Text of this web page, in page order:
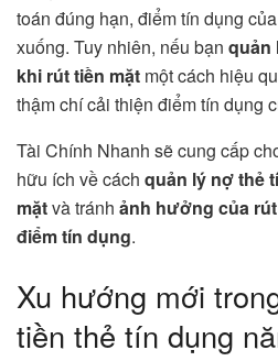
toán đúng hạn, điểm tín dụng
xuống. Tuy nhiên, nếu bạn quản
khi rút tiền mặt một cách hiệu
thậm chí cải thiện điểm tín dụng
Tài Chính Nhanh sẽ cung cấp
hữu ích về cách quản lý nợ thẻ
mặtvà tránh ảnh hưởng của
điểm tín dụng.
Xu hướng mới
tiền thẻ tín dụng